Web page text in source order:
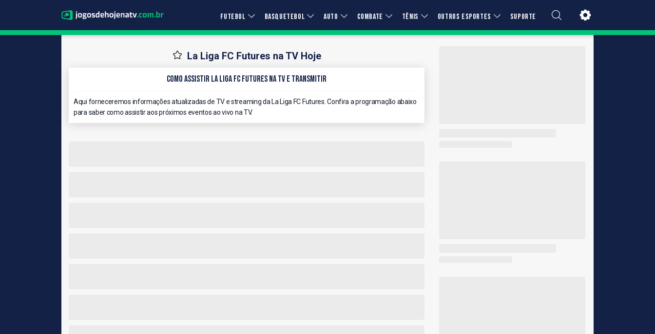
FUTEBOL BASQUETEBOL AUTO COMBATE TÊNIS OUTROS ESPORTES SUPORTE
La Liga FC Futures na TV Hoje
Como Assistir La Liga FC Futures na TV e Transmitir
Aqui forneceremos informações atualizadas de TV e streaming da La Liga FC Futures. Confira a programação abaixo
para saber como assistir aos próximos eventos ao vivo na TV.